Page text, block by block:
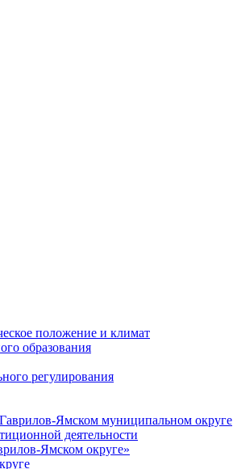
положение и климат
образования
регулирования
Ямском муниципальном округе
деятельности
Ямском округе»